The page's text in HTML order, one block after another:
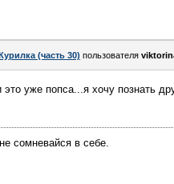
(часть 30) пользователя
уже попса...я хочу познать
сомневайся в себе.